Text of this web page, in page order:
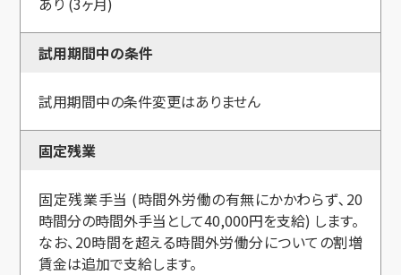
試用期間中の条件
試用期間中の条件変更はありません
固定残業
固定残業手当 (時間外労働の有無にかかわらず､20
時間分の時間外手当として40,000円を支給) します。
なお、20時間を超える時間外労働分についての割増
賃金は追加で支給します。